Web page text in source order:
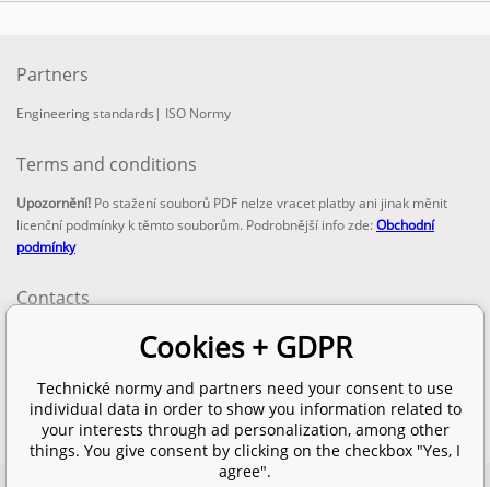
Partners
Engineering standards | ISO Normy
Terms and conditions
Upozornění! Po stažení souborů PDF nelze vracet platby ani jinak měnit
licenční podmínky k těmto souborům. Podrobnější info zde:Obchodní
podmínky
Contacts
info@technickenormy.cz
obchod@technickenormy.cz
Telefon:
+420 377 387 684
Cookies + GDPR
Technické normy and partners need your consent to use
individual data in order to show you information related to
your interests through ad personalization, among other
things. You give consent by clicking on the checkbox "Yes, I
agree".